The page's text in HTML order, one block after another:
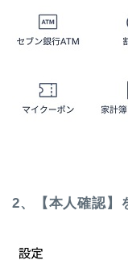
2、【本人確認】